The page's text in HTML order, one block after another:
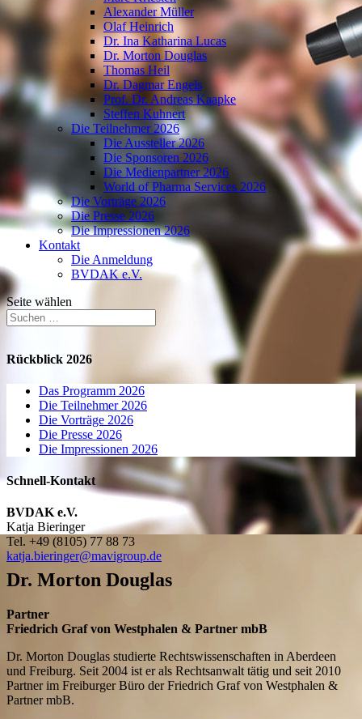
Alexander Müller
Olaf Heinrich
Dr. Ina Katharina Lucas
Dr. Morton Douglas
Thomas Heil
Dr. Dagmar Engels
Prof. Dr. Andreas Kaapke
Steffen Kuhnert
Die Teilnehmer 2026
Die Aussteller 2026
Die Sponsoren 2026
Die Medienpartner 2026
World of Pharma Services 2026
Die Vorträge 2026
Die Presse 2026
Die Impressionen 2026
Kontakt
Die Anmeldung
BVDAK e.V.
Seite wählen
Rückblick 2026
Das Programm 2026
Die Teilnehmer 2026
Die Vorträge 2026
Die Presse 2026
Die Impressionen 2026
Schnell-Kontakt
BVDAK e.V.
Katja Bieringer
Tel. +49 (8105) 77 88 73
katja.bieringer@mavigroup.de
Dr. Morton Douglas
Partner
Friedrich Graf von Westphalen & Partner mbB
Dr. Morton Douglas studierte Rechtswissenschaften in Aberdeen
und Freiburg. Seit 2004 ist er als Rechtsanwalt tätig und seit 2010
Partner im Freiburger Büro der Friedrich Graf von Westphalen &
Partner mbB.